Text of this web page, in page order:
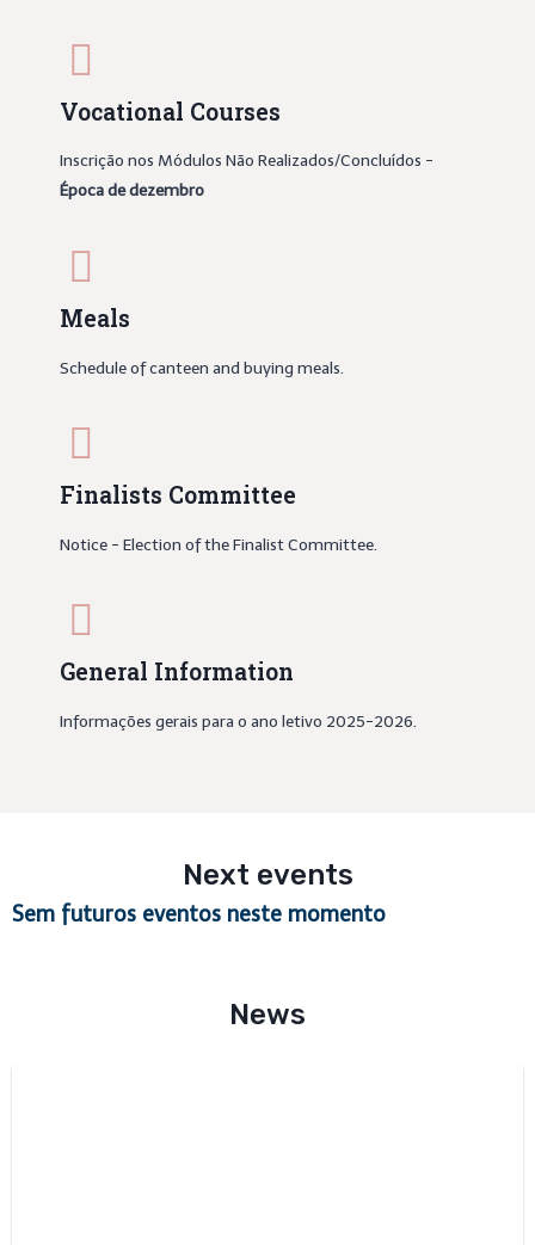
Vocational Courses
Inscrição nos Módulos Não Realizados/Concluídos -
Época de dezembro
Meals
Schedule of canteen and buying meals.
Finalists Committee
Notice - Election of the Finalist Committee.
General Information
Informações gerais para o ano letivo 2025-2026.
Next events
Sem futuros eventos neste momento
News